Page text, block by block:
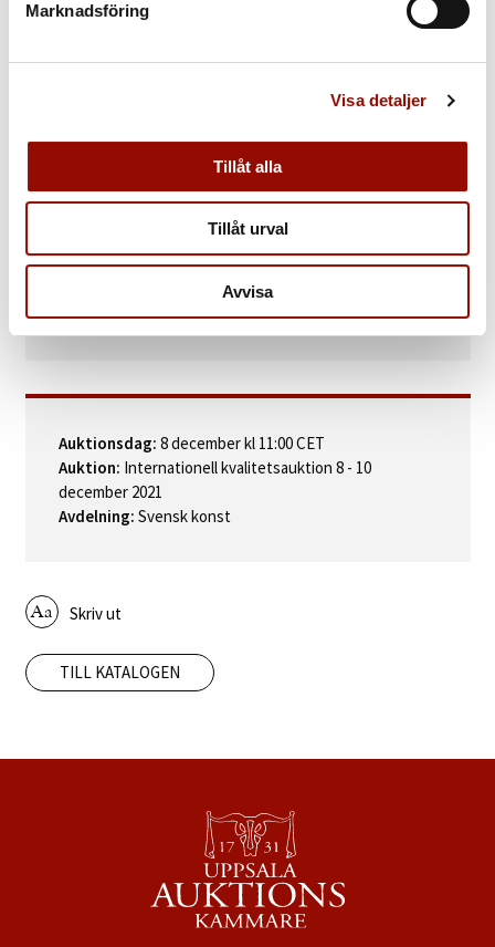
Marknadsföring
Visa detaljer
Tillåt alla
Tillåt urval
Avvisa
(1858‑1930). ”Stockholm från Skinnarviken”.
Bukowskis, Stockholm, 22‑25 april 1986, kat. nr. 84.
Janina (1944-2019) och Alter Saks (1932-2021) samling, Stockholm.
FOKUS
Läs mer om en Nils Kreuger och impressionismen i
Sverige »
Auktionsdag: 8 december kl 11:00 CET
Auktion: Internationell kvalitetsauktion 8 - 10
december 2021
Avdelning: Svensk konst
Skriv ut
TILL KATALOGEN